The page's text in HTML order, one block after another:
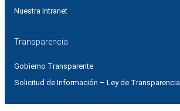
Nuestra Intranet
Transparencia
Gobierno Transparente
Solicitud de Información – Ley de Transparencia